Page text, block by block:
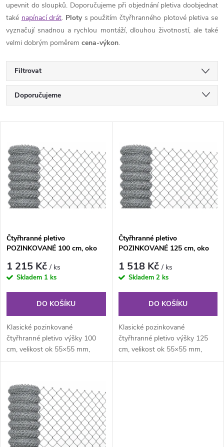
upevnit do sloupků. Doporučujeme při objednání pletiva doobjednat
také napínací drát. Plotys použitím čtyřhranného plotové pletiva se
vyznačují snadnou a rychlou montáží, dlouhou životností, ale také
velmi dobrým poměrem cena-výkon.
Filtrovat
Ř
a
z
e
n
p
r
o
d
u
t
ů
Doporučujeme
Nejprodávanější
Abecedně
ý
p
i
s
p
r
d
u
k
t
ů
Čtyřhranné pletivo
POZINKOVANÉ 100 cm, oko
1 215 Kč/ ks
Skladem 1 ks
DO KOŠÍKU
Klasické pozinkované
čtyřhranné pletivo výšky 100
cm, velikost ok 55×55 mm,
průměr drátu 2,00 mm,
Čtyřhranné pletivo
POZINKOVANÉ 125 cm, oko
1 518 Kč/ ks
Skladem 2 ks
DO KOŠÍKU
Klasické pozinkované
čtyřhranné pletivo výšky 125
cm, velikost ok 55×55 mm,
průměr drátu 2,00 mm,